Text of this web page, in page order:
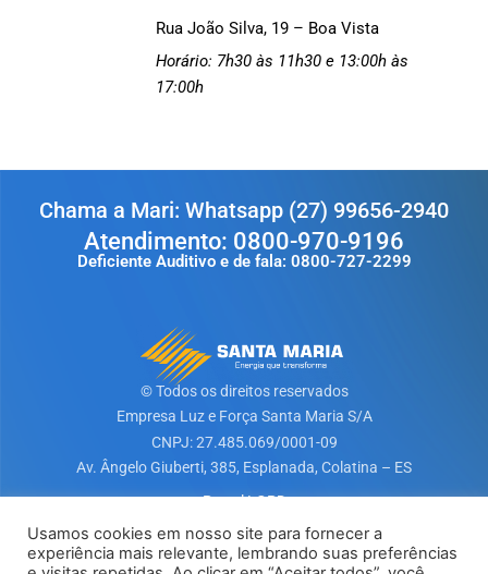
Rua João Silva, 19 – Boa Vista
Horário: 7h30 às 11h30 e 13:00h às
17:00h
Chama a Mari: Whatsapp (27) 99656-2940
Atendimento: 0800-970-9196
Deficiente Auditivo e de fala: 0800-727-2299
© Todos os direitos reservados
Empresa Luz e Força Santa Maria S/A​
CNPJ: 27.485.069/0001-09
Av. Ângelo Giuberti, 385, Esplanada, Colatina – ES
Portal LGPD
Usamos cookies em nosso site para fornecer a
experiência mais relevante, lembrando suas preferências